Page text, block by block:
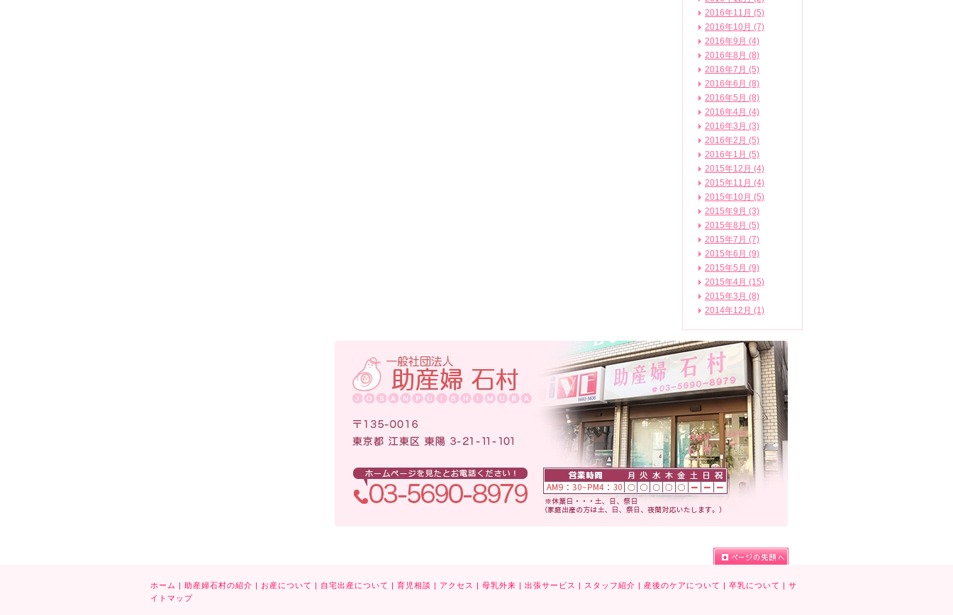
2016年11月 (5)
2016年10月 (7)
2016年9月 (4)
2016年8月 (8)
2016年7月 (5)
2016年6月 (8)
2016年5月 (8)
2016年4月 (4)
2016年3月 (3)
2016年2月 (5)
2016年1月 (5)
2015年12月 (4)
2015年11月 (4)
2015年10月 (5)
2015年9月 (3)
2015年8月 (5)
2015年7月 (7)
2015年6月 (9)
2015年5月 (9)
2015年4月 (15)
2015年3月 (8)
2014年12月 (1)
ホーム | 助産婦石村の紹介 | お産について | 自宅出産について | 育児相談 | アクセス | 母乳外来 | 出張サービス | スタッフ紹介 | 産後のケアについて | 卒乳について | サ
イトマップ